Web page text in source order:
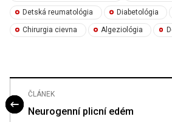
Detská reumatológia Diabetológia
Chirurgia cievna Algeziológia
ČLÁNEK
Neurogenní plicní edém